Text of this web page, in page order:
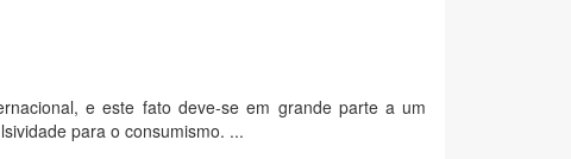
e este fato deve-se em grande parte a um
para o consumismo. ...